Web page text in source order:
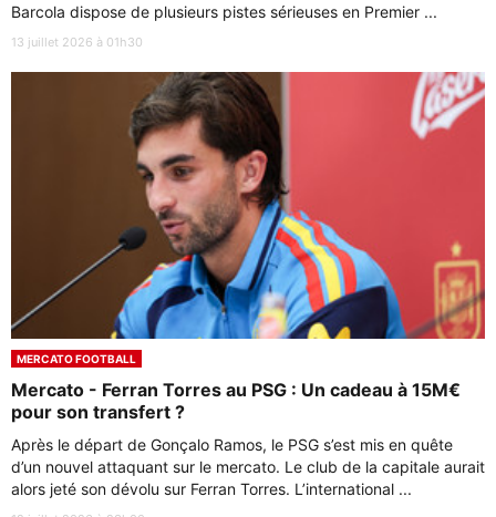
Barcola dispose de plusieurs pistes sérieuses en Premier ...
13 juillet 2026 à 01h30
MERCATO FOOTBALL
Mercato - Ferran Torres au PSG : Un cadeau à 15M€
pour son transfert ?
Après le départ de Gonçalo Ramos, le PSG s’est mis en quête
d’un nouvel attaquant sur le mercato. Le club de la capitale aurait
alors jeté son dévolu sur Ferran Torres. L’international ...